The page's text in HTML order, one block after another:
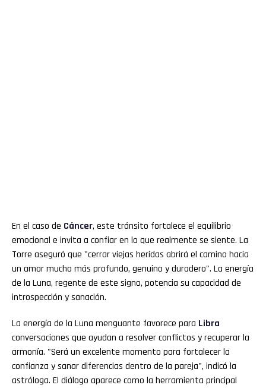
En el caso de Cáncer, este tránsito fortalece el equilibrio
emocional e invita a confiar en lo que realmente se siente. La
Torre aseguró que "cerrar viejas heridas abrirá el camino hacia
un amor mucho más profundo, genuino y duradero". La energía
de la Luna, regente de este signo, potencia su capacidad de
introspección y sanación.
La energía de la Luna menguante favorece para Libra
conversaciones que ayudan a resolver conflictos y recuperar la
armonía. "Será un excelente momento para fortalecer la
confianza y sanar diferencias dentro de la pareja", indicó la
astróloga. El diálogo aparece como la herramienta principal